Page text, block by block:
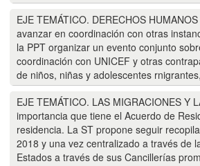
EJE TEMÁTICO. DERECHOS
avanzar en coordinación con otras
la PPT organizar un evento conjunto
coordinación con UNICEF y otras
de niños, niñas y adolescentes
EJE TEMÁTICO. LAS MIGRACIONES Y
importancia que tiene el Acuerdo de
residencia. La ST propone seguir
2018 y una vez centralizado a través de
Estados a través de sus Cancillerías